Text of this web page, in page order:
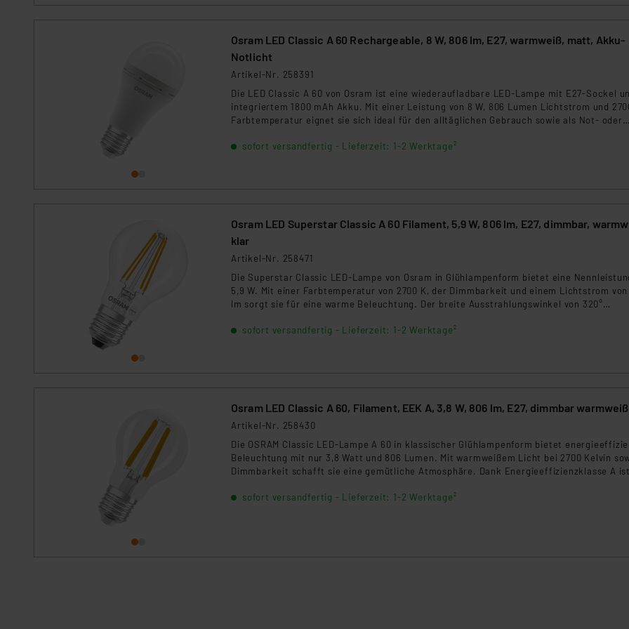
Impressum|Datenschutzerklärung
Osram LED Classic A 60 Rechargeable, 8 W, 806 lm, E27, warmweiß, matt, Akku-
Notlicht
Artikel-Nr. 258391
Die LED Classic A 60 von Osram ist eine wiederaufladbare LED-Lampe mit E27-Sockel
integriertem 1800 mAh Akku. Mit einer Leistung von 8 W, 806 Lumen Lichtstrom und
Farbtemperatur eignet sie sich ideal für den alltäglichen Gebrauch sowie als Not- oder
oder Kappenfunktion.
sofort versandfertig - Lieferzeit: 1-2 Werktage²
Osram LED Superstar Classic A 60 Filament, 5,9 W, 806 lm, E27, dimmbar,
klar
Artikel-Nr. 258471
Die Superstar Classic LED-Lampe von Osram in Glühlampenform bietet eine
5,9 W. Mit einer Farbtemperatur von 2700 K, der Dimmbarkeit und einem Lichtstrom
lm sorgt sie für eine warme Beleuchtung. Der breite Ausstrahlungswinkel von 320°
hat eine Lebensdauer von bis zu 15.000 Stunden und bieten eine energieeffiziente
sofort versandfertig - Lieferzeit: 1-2 Werktage²
Osram LED Classic A 60, Filament, EEK A, 3,8 W, 806 lm, E27, dimmbar
Artikel-Nr. 258430
Die OSRAM Classic LED-Lampe A 60 in klassischer Glühlampenform bietet
Beleuchtung mit nur 3,8 Watt und 806 Lumen. Mit warmweißem Licht bei 2700 Kelvin
Dimmbarkeit schafft sie eine gemütliche Atmosphäre. Dank Energieeffizienzklasse A
Lebensdauer machen sie zu einer zuverlässigen Wahl.
sofort versandfertig - Lieferzeit: 1-2 Werktage²